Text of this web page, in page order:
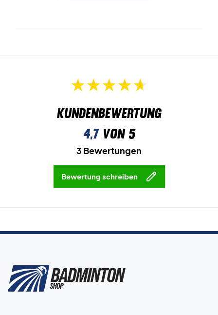
Kundenbewertung
4,7von 5
3 Bewertungen
Bewertung schreiben